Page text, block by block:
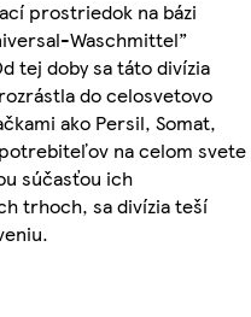
prostriedok na bázi
Waschmittel”
tej doby sa táto divízia
do celosvetovo
ako Persil, Somat,
na celom svete
súčasťou ich
trhoch, sa divízia teší